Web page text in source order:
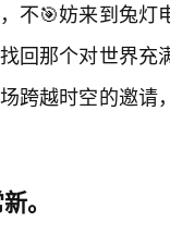
不🎯妨来到兔
回那个对世界
跨越时空的邀
。